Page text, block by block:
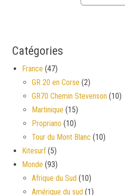
Catégories
France (47)
GR 20 en Corse (2)
GR70 Chemin Stevenson (10)
Martinique (15)
Propriano (10)
Tour du Mont Blanc (10)
Kitesurf (5)
Monde (93)
Afrique du Sud (10)
Amérique du sud (1)